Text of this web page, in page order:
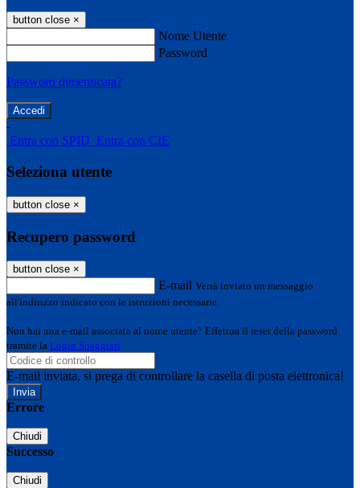
button close ×
Nome Utente
Password
Password dimenticata?
-
Entra con SPID Entra con CIE
Seleziona utente
button close ×
Recupero password
button close ×
E-mail Verrà inviato un messaggio
all'indirizzo indicato con le istruzioni necessarie.
Non hai una e-mail associata al nome utente? Effettua il reset della password
tramite la Login Spaggiari
E-mail inviata, si prega di controllare la casella di posta elettronica!
Errore
Chiudi
Successo
Chiudi